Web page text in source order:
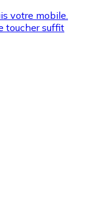
et d'autres
votre mobile.
toucher suffit